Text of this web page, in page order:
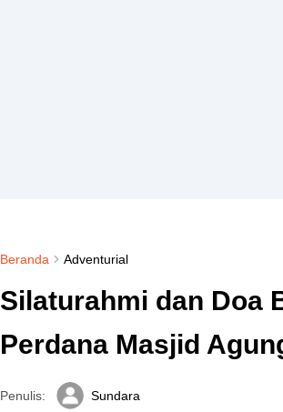
Beranda Adventurial
Silaturahmi dan Doa
Perdana Masjid
Penulis: Sundara